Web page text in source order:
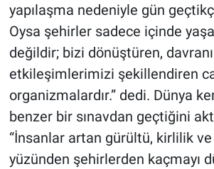
yapılaşma nedeniyle gün
Oysa şehirler sadece içinde
değildir; bizi dönüştüren,
etkileşimlerimizi şekillendiren
organizmalardır.” dedi. Dünya
benzer bir sınavdan geçtiğini
“İnsanlar artan gürültü, kirlilik
yüzünden şehirlerden kaçmayı